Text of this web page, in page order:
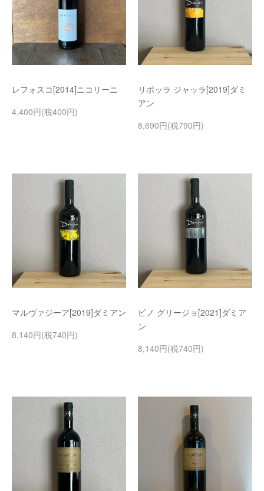
レフォスコ[2014]ニコリーニ
4,400円(税400円)
リボッラ ジャッラ[2019]ダミ
アン
8,690円(税790円)
マルヴァジーア[2019]ダミアン
8,140円(税740円)
ピノ グリージョ[2021]ダミア
ン
8,140円(税740円)